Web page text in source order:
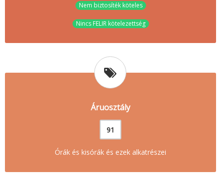
Nem biztosíték köteles
Nincs FELIR kötelezettség
Áruosztály
91
Órák és kisórák és ezek alkatrészei